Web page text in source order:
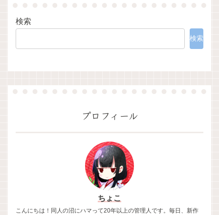
検索
検索
プロフィール
ちょこ
こんにちは！同人の沼にハマって20年以上の管理人です。毎日、新作